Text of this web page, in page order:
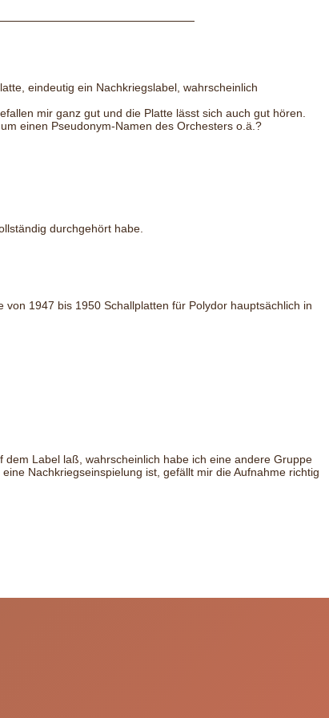
eindeutig ein Nachkriegslabel, wahrscheinlich
mir ganz gut und die Platte lässt sich auch gut hören.
einen Pseudonym-Namen des Orchesters o.ä.?
durchgehört habe.
1947 bis 1950 Schallplatten für Polydor hauptsächlich in
Label laß, wahrscheinlich habe ich eine andere Gruppe
Nachkriegseinspielung ist, gefällt mir die Aufnahme richtig